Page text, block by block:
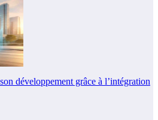
développement grâce à l’intégration